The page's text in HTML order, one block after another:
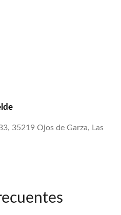
35219 Ojos de Garza, Las